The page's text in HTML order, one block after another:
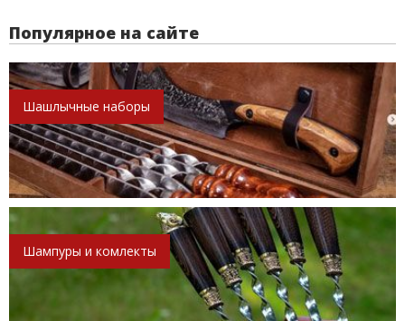
Популярное на сайте
Шашлычные наборы
Шампуры и комлекты